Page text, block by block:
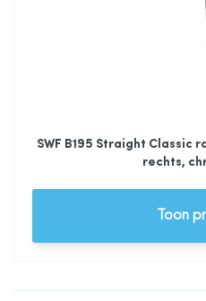
SWF B195 Straight Classic
rechts,
Toon